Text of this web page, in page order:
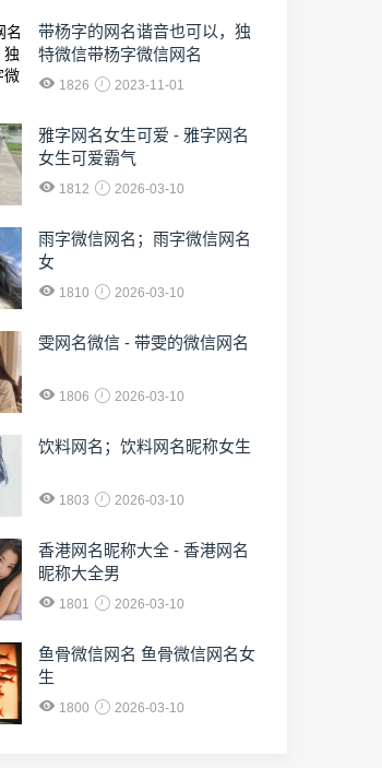
​带杨字的网名谐音也可以，独
特微信带杨字微信网名
1826 2023-11-01
雅字网名女生可爱 - 雅字网名
女生可爱霸气
1812 2026-03-10
雨字微信网名；雨字微信网名
女
1810 2026-03-10
雯网名微信 - 带雯的微信网名
1806 2026-03-10
饮料网名；饮料网名昵称女生
1803 2026-03-10
香港网名昵称大全 - 香港网名
昵称大全男
1801 2026-03-10
鱼骨微信网名 鱼骨微信网名女
生
1800 2026-03-10